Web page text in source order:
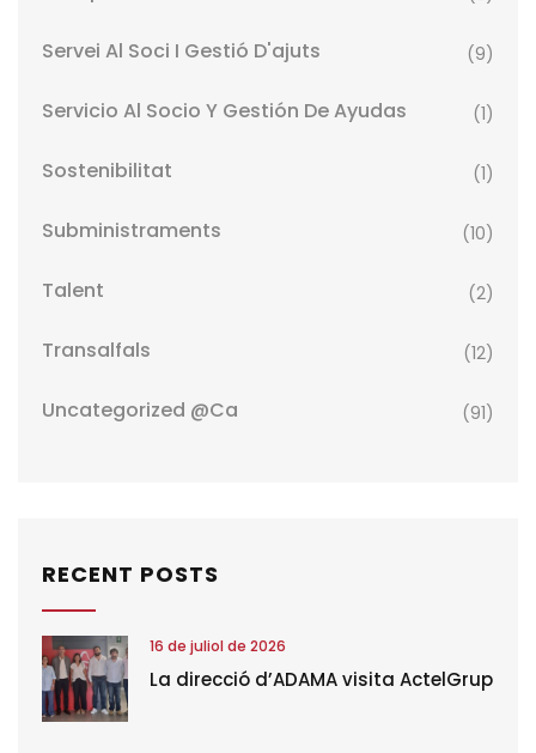
Servei Al Soci I Gestió D'ajuts (9)
Servicio Al Socio Y Gestión De Ayudas (1)
Sostenibilitat (1)
Subministraments (10)
Talent (2)
Transalfals (12)
Uncategorized @ca (91)
RECENT POSTS
16 de juliol de 2026
La direcció d’ADAMA visita ActelGrup